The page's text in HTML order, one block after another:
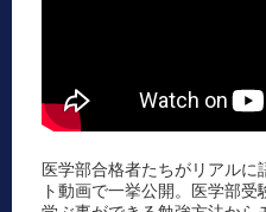
医学部合格者たちがリアルに
ト動画で一挙公開。医学部